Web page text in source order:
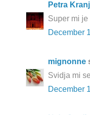
Petra
Super mi je
December
mignonne
Svidja mi
December